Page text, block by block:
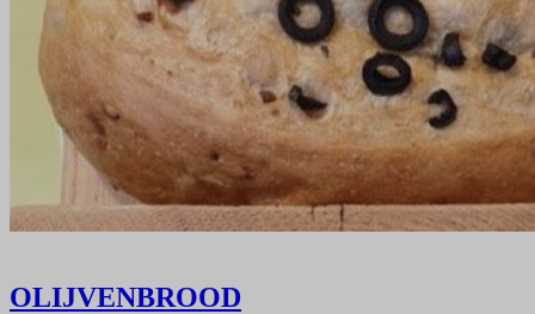
OLIJVENBROOD